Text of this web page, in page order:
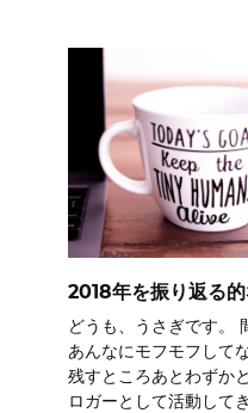
2018年を振り返る
どうも、うさぎです。
あんなにモフモフして
残すところあとわずか
ロガーとして活動して